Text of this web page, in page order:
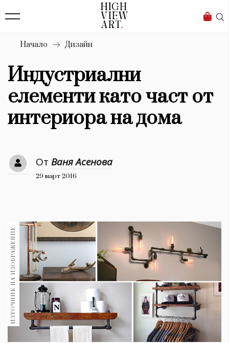
Бизнес
Мода
Dialogue
Изкуство
4340
Красота
Дизайн
Книги
30+
Гурме 1710
Пътувай
Здраве 389
Начало Дизайн
Индустриални
елементи като част от
интериора на дома
От Ваня Асенова
29 март 2016
ИЗТОЧНИК НА ИЗОБРАЖЕНИЕ: